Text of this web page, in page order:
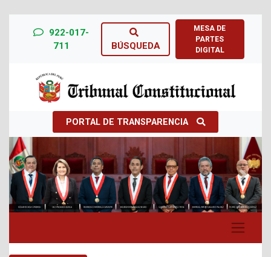
922-017-
711
BÚSQUEDA
MESA DE
PARTES
DIGITAL
PORTAL DE TRANSPARENCIA
Previous Next